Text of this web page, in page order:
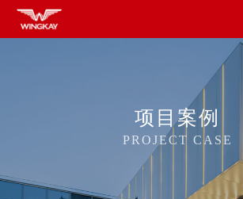
项目案例
PROJECT CASE